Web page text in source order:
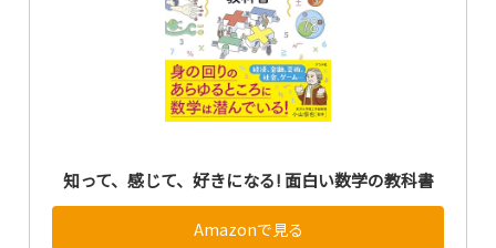
知って、感じて、好きになる! 面白い数学の教科書
Amazonで見る